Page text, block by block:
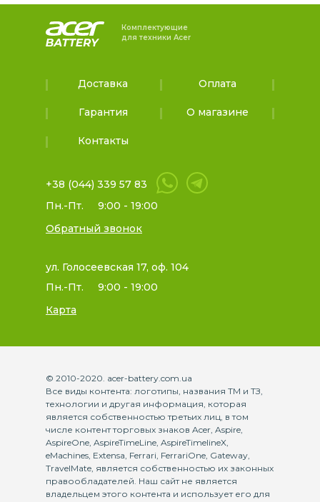
Комплектующие
для техники Acer
Доставка Оплата
Гарантия О магазине
Контакты
+38 (044) 339 57 83
Пн.-Пт.
9:00 - 19:00
Обратный звонок
ул. Голосеевская 17, оф. 104
Пн.-Пт.
9:00 - 19:00
Карта
© 2010-2020. acer-battery.com.ua
Все виды контента: логотипы, названия ТМ и ТЗ,
технологии и другая информация, которая
является собственностью третьих лиц, в том
числе контент торговых знаков Acer, Aspire,
AspireOne, AspireTimeLine, AspireTimelineX,
eMachines, Extensa, Ferrari, FerrariOne, Gateway,
TravelMate, является собственностью их законных
правообладателей. Наш сайт не является
владельцем этого контента и использует его для